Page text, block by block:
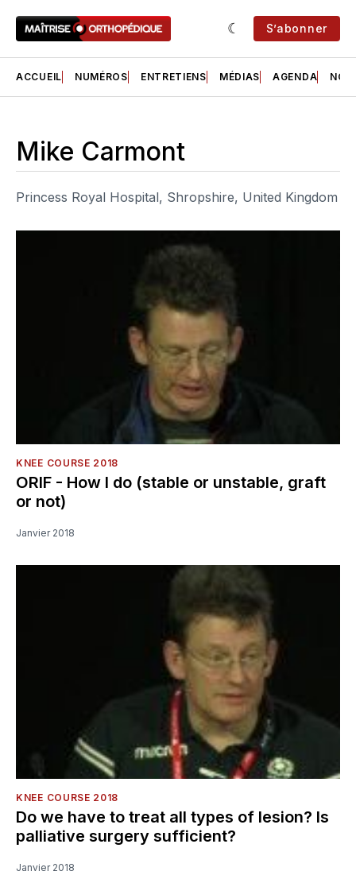
S’abonner
ACCUEIL NUMÉROS ENTRETIENS MÉDIAS AGENDA NOS
Mike Carmont
Princess Royal Hospital, Shropshire, United Kingdom
KNEE COURSE 2018
ORIF - How I do (stable or unstable, graft
or not)
Janvier 2018
KNEE COURSE 2018
Do we have to treat all types of lesion? Is
palliative surgery sufficient?
Janvier 2018